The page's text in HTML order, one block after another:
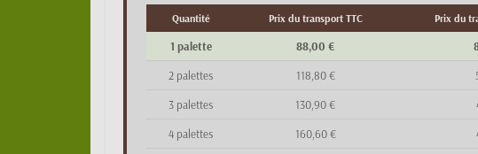
Quantité Prix du transport TTC Prix du
1 palette 88,00 €
2 palettes 118,80 €
3 palettes 130,90 €
4 palettes 160,60 €